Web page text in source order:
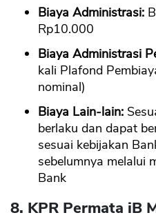
Biaya Administrasi:
Rp10.000
Biaya Administrasi
kali Plafond
nominal)
Biaya Lain-lain:
berlaku dan dapat
sesuai kebijakan
sebelumnya melalui
Bank
8. KPR Permata iB